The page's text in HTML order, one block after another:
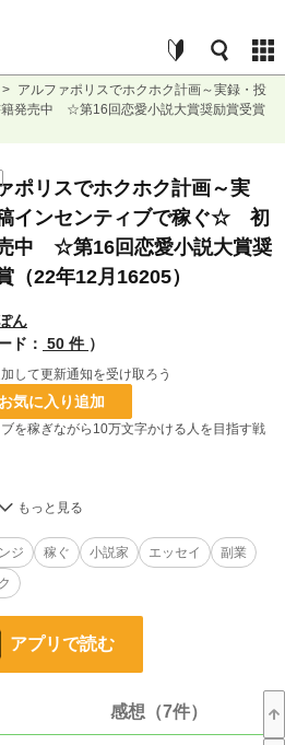
> アルファポリスでホクホク計画～実録・投
発売中 ☆第16回恋愛小説大賞奨励賞受賞
ポリスでホクホク計画～実
インセンティブで稼ぐ☆ 初
中 ☆第16回恋愛小説大賞奨
（22年12月16205）
ん
ド： 50 件 ）
して更新通知を受け取ろう
お気に入り追加
稼ぎながら10万文字かける人を目指す戦
決めた私がやったこと、感じたことを綴った
文章で稼いだお金で本が買いたい。
こと、感じたことを綴ったエッセイです。
ジ 稼ぐ 小説家 エッセイ
副業
アプリで読む
感想（7件）